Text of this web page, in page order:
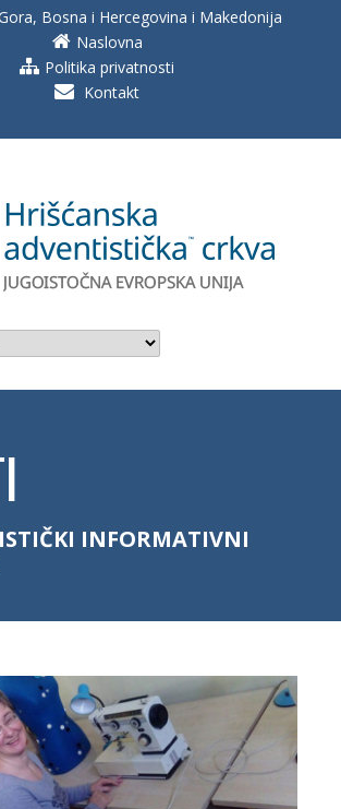
Bosna i Hercegovina i Makedonija
Naslovna
Politika privatnosti
Kontakt
INFORMATIVNI